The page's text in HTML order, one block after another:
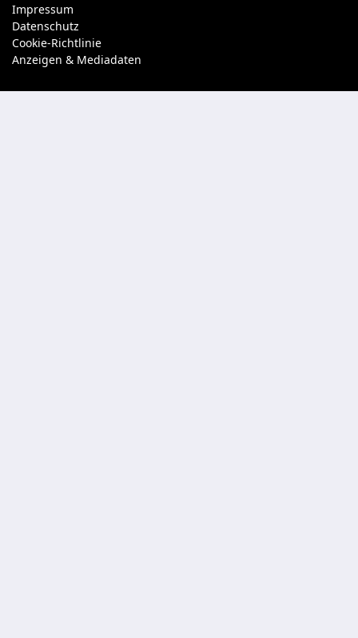
Impressum
Datenschutz
Cookie-Richtlinie
Anzeigen & Mediadaten